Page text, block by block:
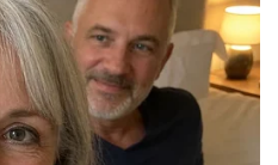
— сказал он, не